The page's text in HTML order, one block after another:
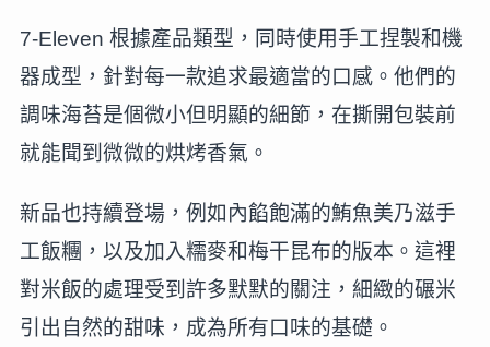
7-Eleven 根據產品類型，同時使用手工捏製和機
器成型，針對每一款追求最適當的口感。他們的
調味海苔是個微小但明顯的細節，在撕開包裝前
就能聞到微微的烘烤香氣。
新品也持續登場，例如內餡飽滿的鮪魚美乃滋手
工飯糰，以及加入糯麥和梅干昆布的版本。這裡
對米飯的處理受到許多默默的關注，細緻的碾米
引出自然的甜味，成為所有口味的基礎。